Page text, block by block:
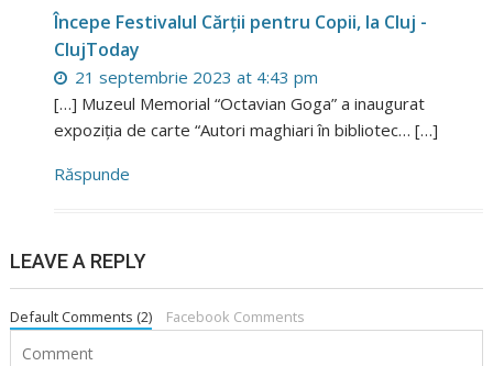
Începe Festivalul Cărții pentru Copii, la Cluj -
ClujToday
21 septembrie 2023 at 4:43 pm
[…] Muzeul Memorial “Octavian Goga” a inaugurat
expoziția de carte “Autori maghiari în bibliotec… […]
Răspunde
LEAVE A REPLY
Default Comments (2) Facebook Comments